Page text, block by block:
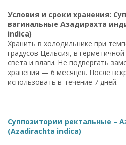
Условия и сроки хранения:
вагинальные Азадирахта
indica)
Хранить в холодильнике при
градусов Цельсия, в
света и влаги. Не подвергать
хранения — 6 месяцев. После
использовать в течение 7 дней.
Суппозитории ректальные –
(Azadirachta indica)